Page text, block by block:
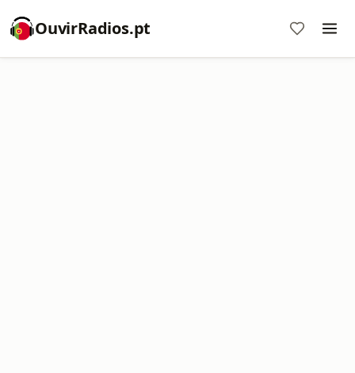
OuvirRadios.pt